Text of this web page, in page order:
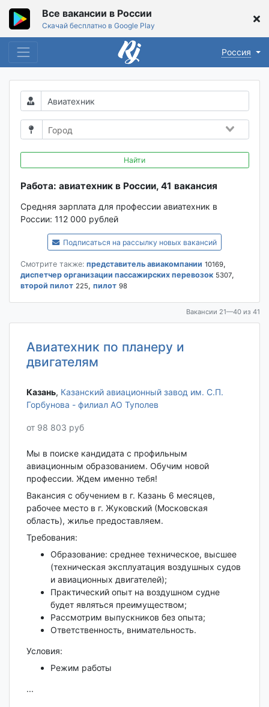
Все вакансии в России
Скачай бесплатно в Google Play
Россия
Найти
Работа: авиатехник в России, 41 вакансия
Средняя зарплата для профессии авиатехник в
России: 112 000 рублей
Подписаться на рассылку новых вакансий
Смотрите также: представитель авиакомпании 10169,
диспетчер организации пассажирских перевозок 5307,
второй пилот 225, пилот 98
Вакансии 21—40 из 41
Авиатехник по планеру и
двигателям
Казань‎, Казанский авиационный завод им. С.П.
Горбунова - филиал АО Туполев
от 98 803 руб
Мы в поиске кандидата с профильным
авиационным образованием. Обучим новой
профессии. Ждем именно тебя!
Вакансия с обучением в г. Казань 6 месяцев,
рабочее место в г. Жуковский (Московская
область), жилье предоставляем.
Требования:
Образование: среднее техническое, высшее
(техническая эксплуатация воздушных судов
и авиационных двигателей);
Практический опыт на воздушном судне
будет являться преимуществом;
Рассмотрим выпускников без опыта;
Ответственность, внимательность.
Условия:
Режим работы
...